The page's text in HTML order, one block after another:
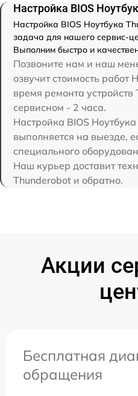
Настройка BIOS
Настройка BIOS Ноутбука
задача для нашего сервис-
Выполним быстро и
Позвоните нам и наш
озвучит стоимость
время ремонта
сервисном - 2 часа.
Настройка BIOS
выполняется на выезде,
специального
Наш курьер доставит
Thunderobot и обратно.
Акции
Бесплатная
обращения